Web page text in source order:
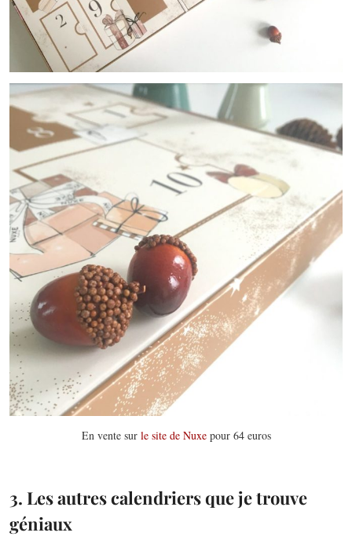
En vente sur le site de Nuxepour 64 euros
3. Les autres calendriers que je trouve
géniaux